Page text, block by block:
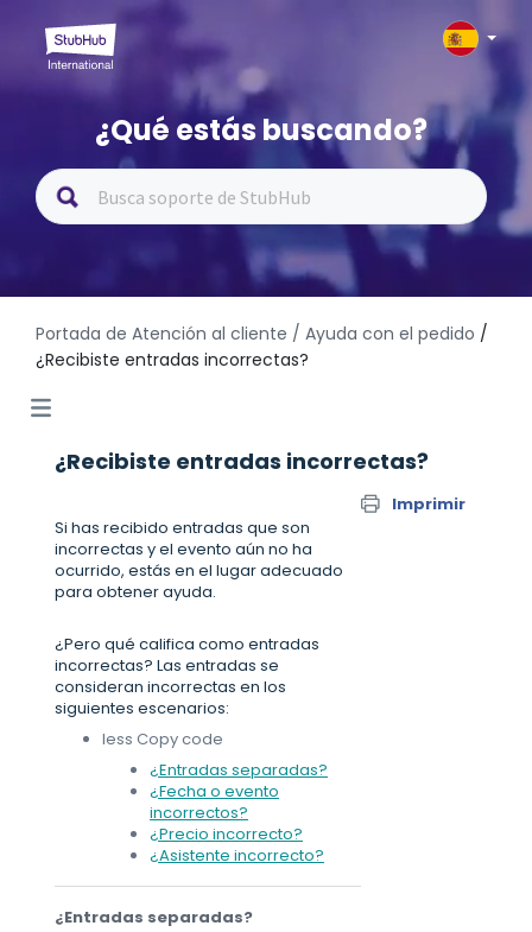
¿Qué estás buscando?
Portada de Atención al cliente / Ayuda con el pedido /
¿Recibiste entradas incorrectas?
¿Recibiste entradas incorrectas?
Imprimir
Si has recibido entradas que son
incorrectas y el evento aún no ha
ocurrido, estás en el lugar adecuado
para obtener ayuda.
¿Pero qué califica como entradas
incorrectas? Las entradas se
consideran incorrectas en los
siguientes escenarios:
less Copy code
¿Entradas separadas?
¿Fecha o evento
incorrectos?
¿Precio incorrecto?
¿Asistente incorrecto?
¿Entradas separadas?